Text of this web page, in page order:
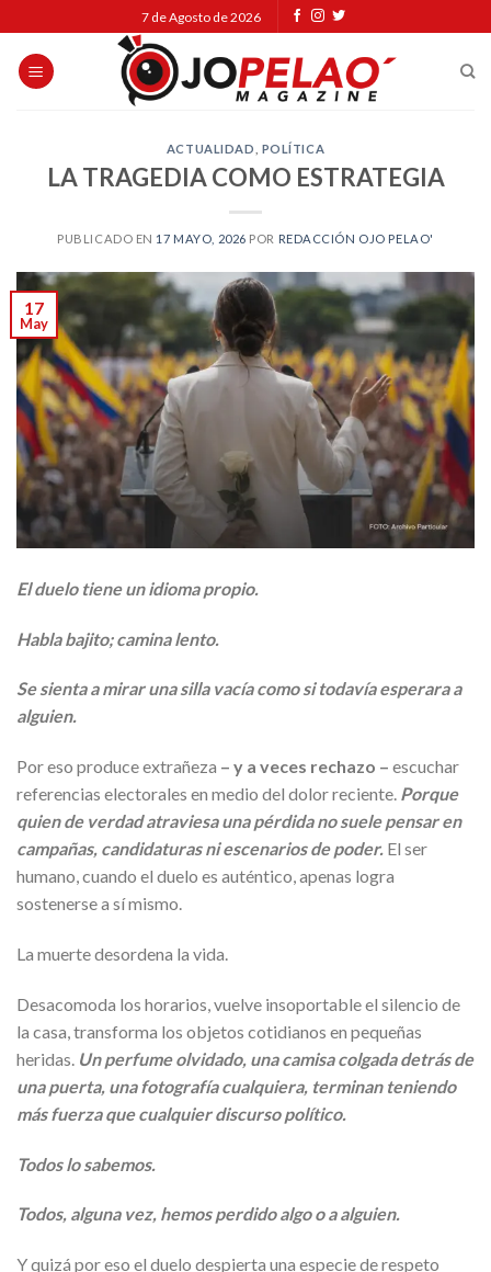
to
content
7 de Agosto de 2026
ACTUALIDAD POLÍTICA
LA TRAGEDIA COMO ESTRATEGIA
PUBLICADO EN 17 MAYO, 2026 POR REDACCIÓN OJO PELAO'
17
May
El duelo tiene un idioma propio.
Habla bajito; camina lento.
Se sienta a mirar una silla vacía como si todavía esperara a
alguien.
Por eso produce extrañeza – y a veces rechazo – escuchar
referencias electorales en medio del dolor reciente. Porque
quien de verdad atraviesa una pérdida no suele pensar en
campañas, candidaturas ni escenarios de poder. El ser
humano, cuando el duelo es auténtico, apenas logra
sostenerse a sí mismo.
La muerte desordena la vida.
Desacomoda los horarios, vuelve insoportable el silencio de
la casa, transforma los objetos cotidianos en pequeñas
heridas. Un perfume olvidado, una camisa colgada detrás de
una puerta, una fotografía cualquiera, terminan teniendo
más fuerza que cualquier discurso político.
Todos lo sabemos.
Todos, alguna vez, hemos perdido algo o a alguien.
Y quizá por eso el duelo despierta una especie de respeto